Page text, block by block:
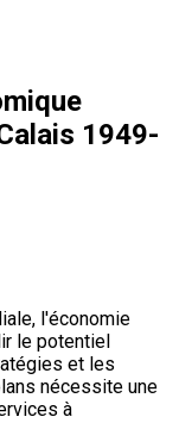
1949-
l'économie
le potentiel
et les
nécessite une
à